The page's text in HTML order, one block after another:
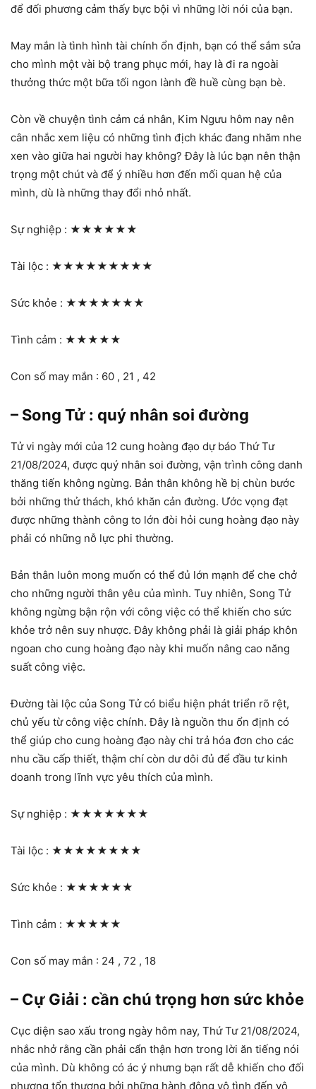
để đối phương cảm thấy bực bội vì những lời nói của bạn.
May mắn là tình hình tài chính ổn định, bạn có thể sắm sửa
cho mình một vài bộ trang phục mới, hay là đi ra ngoài
thưởng thức một bữa tối ngon lành đề huề cùng bạn bè.
Còn về chuyện tình cảm cá nhân, Kim Ngưu hôm nay nên
cân nhắc xem liệu có những tình địch khác đang nhăm nhe
xen vào giữa hai người hay không? Đây là lúc bạn nên thận
trọng một chút và để ý nhiều hơn đến mối quan hệ của
mình, dù là những thay đổi nhỏ nhất.
Sự nghiệp : ★★★★★★
Tài lộc : ★★★★★★★★★
Sức khỏe : ★★★★★★★
Tình cảm : ★★★★★
Con số may mắn : 60 , 21 , 42
– Song Tử : quý nhân soi đường
Tử vi ngày mới của 12 cung hoàng đạo dự báo Thứ Tư
21/08/2024, được quý nhân soi đường, vận trình công danh
thăng tiến không ngừng. Bản thân không hề bị chùn bước
bởi những thử thách, khó khăn cản đường. Ước vọng đạt
được những thành công to lớn đòi hỏi cung hoàng đạo này
phải có những nỗ lực phi thường.
Bản thân luôn mong muốn có thể đủ lớn mạnh để che chở
cho những người thân yêu của mình. Tuy nhiên, Song Tử
không ngừng bận rộn với công việc có thể khiến cho sức
khỏe trở nên suy nhược. Đây không phải là giải pháp khôn
ngoan cho cung hoàng đạo này khi muốn nâng cao năng
suất công việc.
Đường tài lộc của Song Tử có biểu hiện phát triển rõ rệt,
chủ yếu từ công việc chính. Đây là nguồn thu ổn định có
thể giúp cho cung hoàng đạo này chi trả hóa đơn cho các
nhu cầu cấp thiết, thậm chí còn dư dôi đủ để đầu tư kinh
doanh trong lĩnh vực yêu thích của mình.
Sự nghiệp : ★★★★★★★
Tài lộc : ★★★★★★★★
Sức khỏe : ★★★★★★
Tình cảm : ★★★★★
Con số may mắn : 24 , 72 , 18
– Cự Giải : cần chú trọng hơn sức khỏe
Cục diện sao xấu trong ngày hôm nay, Thứ Tư 21/08/2024,
nhắc nhở rằng cần phải cẩn thận hơn trong lời ăn tiếng nói
của mình. Dù không có ác ý nhưng bạn rất dễ khiến cho đối
phương tổn thương bởi những hành động vô tình đến vô